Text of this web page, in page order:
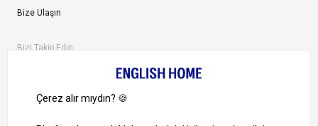
Bize Ulaşın
Bizi Takip Edin